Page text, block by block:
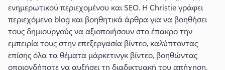
Είσοδος
Δωρεάν δοκιμή
ενημερωτικού περιεχομένου και SEO. Η Christie γράφει
περιεχόμενο blog και βοηθητικά άρθρα για να βοηθήσει
τους δημιουργούς να αξιοποιήσουν στο έπακρο την
εμπειρία τους στην επεξεργασία βίντεο, καλύπτοντας
επίσης όλα τα θέματα μάρκετινγκ βίντεο, βοηθώντας